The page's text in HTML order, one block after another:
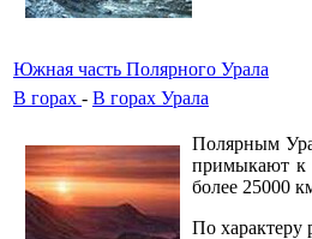
Южная часть Полярного Урала
В горах - В горах Урала
Полярным
примыкают к
более 25000
По характеру